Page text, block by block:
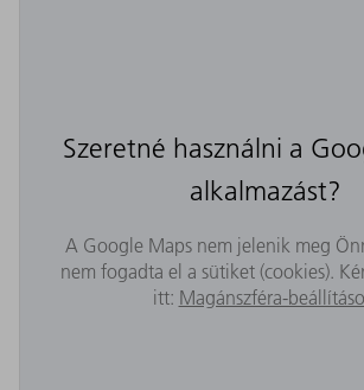
Szeretné használni a
alkalmazást?
A Google Maps nem jelenik meg
nem fogadta el a sütiket (cookies).
itt: Magánszféra-